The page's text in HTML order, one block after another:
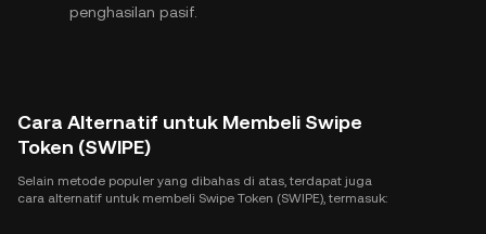
penghasilan pasif.
Cara Alternatif untuk Membeli Swipe
Token (SWIPE)
Selain metode populer yang dibahas di atas, terdapat juga
cara alternatif untuk membeli Swipe Token (SWIPE), termasuk: